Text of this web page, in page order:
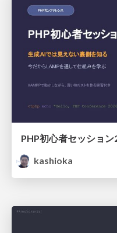
kashioka